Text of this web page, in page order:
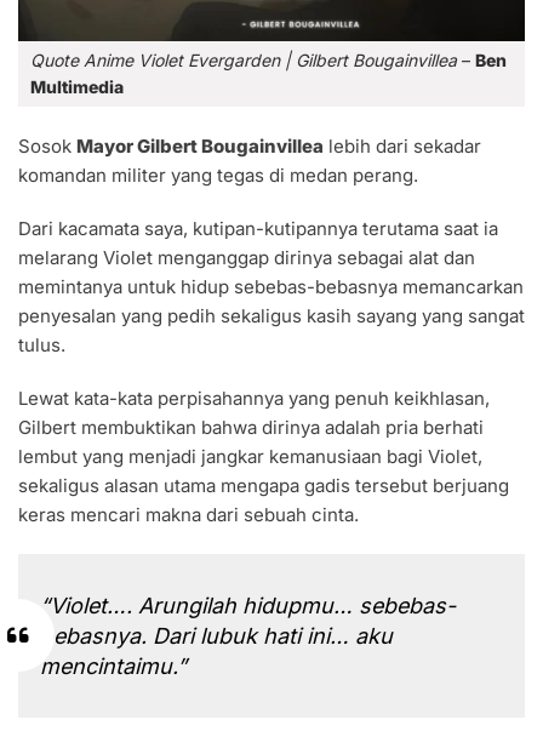
Quote Anime Violet Evergarden | Gilbert Bougainvillea – Ben
Multimedia
Sosok Mayor Gilbert Bougainvillea lebih dari sekadar
komandan militer yang tegas di medan perang.
Dari kacamata saya, kutipan-kutipannya terutama saat ia
melarang Violet menganggap dirinya sebagai alat dan
memintanya untuk hidup sebebas-bebasnya memancarkan
penyesalan yang pedih sekaligus kasih sayang yang sangat
tulus.
Lewat kata-kata perpisahannya yang penuh keikhlasan,
Gilbert membuktikan bahwa dirinya adalah pria berhati
lembut yang menjadi jangkar kemanusiaan bagi Violet,
sekaligus alasan utama mengapa gadis tersebut berjuang
keras mencari makna dari sebuah cinta.
“Violet…. Arungilah hidupmu… sebebas-
bebasnya. Dari lubuk hati ini… aku
mencintaimu.”